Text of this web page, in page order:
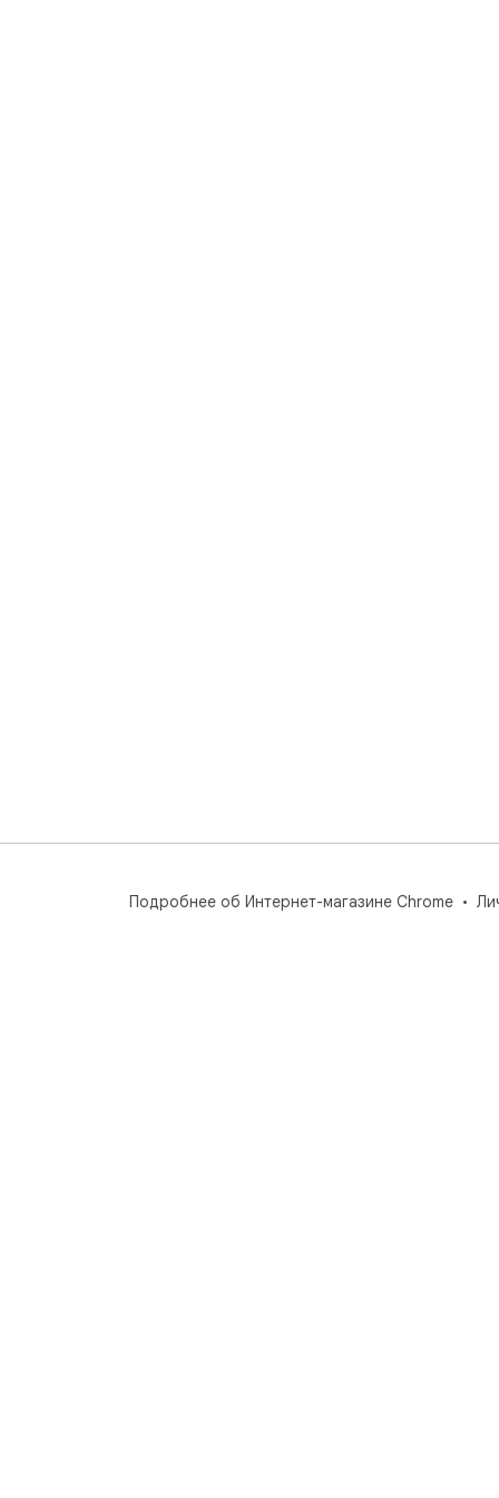
Подробнее об Интернет-магазине Chrome